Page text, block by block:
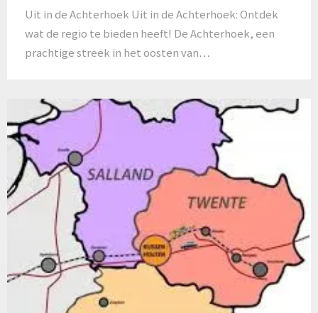
Uit in de Achterhoek Uit in de Achterhoek: Ontdek
wat de regio te bieden heeft! De Achterhoek, een
prachtige streek in het oosten van…